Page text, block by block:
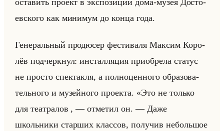
оста­вить про­ект в экс­по­зи­ции дома-музея До­сто­
ев­ско­го как ми­ни­мум до конца года.
Ге­не­ральный про­дю­сер фе­сти­ва­ля Мак­сим Ко­ро­
лёв под­черк­нул: ин­стал­ля­ция при­об­ре­ла ста­тус
не про­сто спек­так­ля, а пол­но­цен­но­го об­ра­зо­ва­
тельно­го и му­зейно­го про­ек­та. «Это не только
для театралов , — отметил он. — Даже
школьники старших классов, получив небольшое